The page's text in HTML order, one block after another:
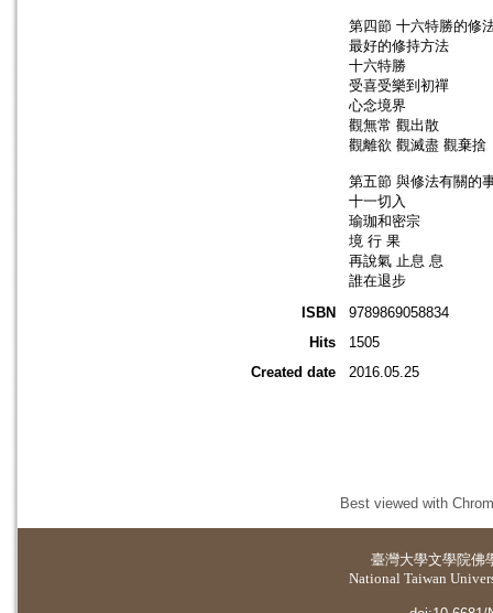
第四節 十六特勝的修
最好的修持方法
十六特勝
受喜受樂到初禪
心念境界
觀無常 觀出散
觀離欲 觀滅盡 觀棄捨
第五節 與修法有關的
十一切入
瑜珈和密宗
境 行 果
再說氣 止息 息
誰在退步
ISBN
9789869058834
Hits
1505
Created date
2016.05.25
Best viewed with
臺灣大學文學院佛
National Taiwan